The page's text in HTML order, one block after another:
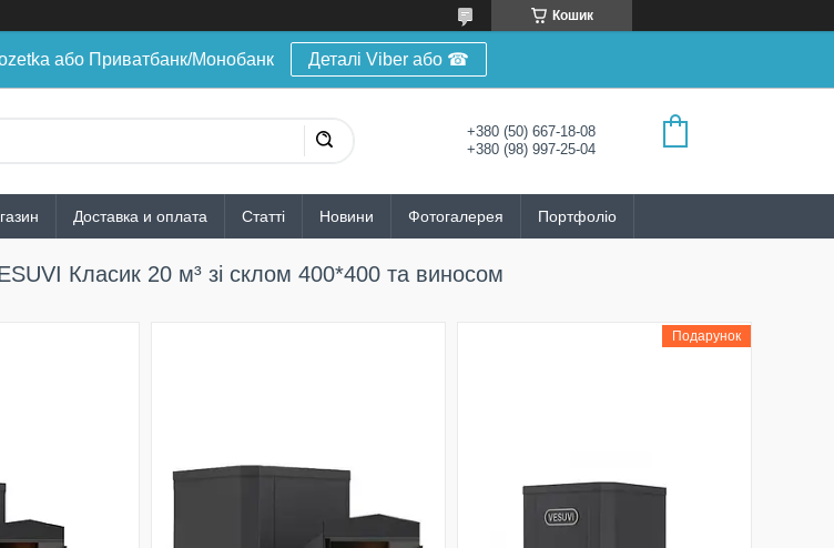
Кошик
або Приватбанк/Монобанк Деталі Viber або ☎
+380 (50) 667-18-08
+380 (98) 997-25-04
Доставка и оплата Статті Новини Фотогалерея Портфоліо
Класик 20 м³ зі склом 400*400 та виносом
Подарунок